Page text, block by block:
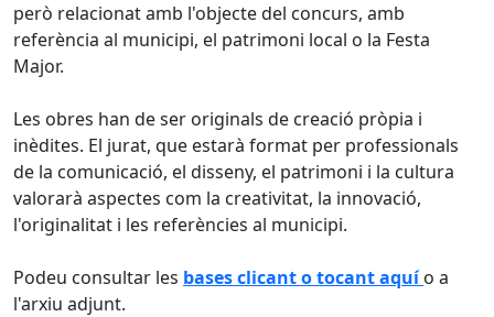
però relacionat amb l'objecte del concurs, amb
referència al municipi, el patrimoni local o la Festa
Major.
Les obres han de ser originals de creació pròpia i
inèdites. El jurat, que estarà format per professionals
de la comunicació, el disseny, el patrimoni i la cultura
valorarà aspectes com la creativitat, la innovació,
l'originalitat i les referències al municipi.
Podeu consultar les bases clicant o tocant aquí o a
l'arxiu adjunt.